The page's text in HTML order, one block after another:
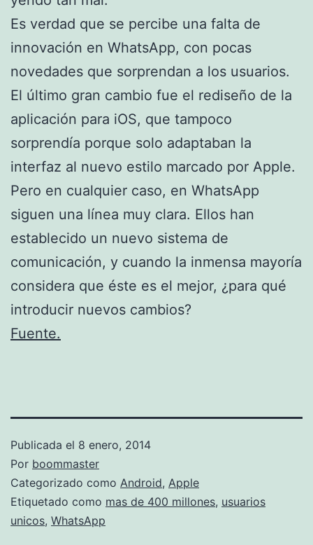
Es verdad que se percibe una falta de
innovación en WhatsApp, con pocas
novedades que sorprendan a los usuarios.
El último gran cambio fue el rediseño de la
aplicación para iOS, que tampoco
sorprendía porque solo adaptaban la
interfaz al nuevo estilo marcado por Apple.
Pero en cualquier caso, en WhatsApp
siguen una línea muy clara. Ellos han
establecido un nuevo sistema de
comunicación, y cuando la inmensa mayoría
considera que éste es el mejor, ¿para qué
introducir nuevos cambios?
Fuente.
Publicada el 8 enero, 2014
Por boommaster
Categorizado como Android, Apple
Etiquetado como mas de 400 millones, usuarios
unicos, WhatsApp